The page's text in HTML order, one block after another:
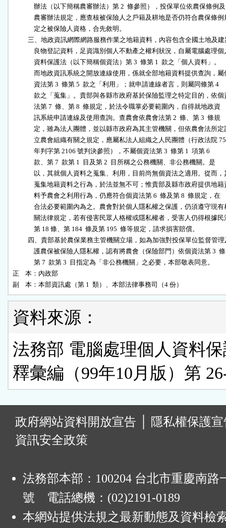
              辦法（以下簡稱農審辦法）第 2  條參照），投保單位依農保條例及
農審辦法規定，應查核被保險人之戶籍及耕地是否仍符合農保條例
              定之被保險人資格，合先敘明。
三、地政資訊網際網路服務作業之地籍資料，內容包含全國土地及
良物登記資料，足資識別個人不動產之權利狀況，自屬電腦處理個
              資料保護法（以下簡稱個資法）第 3  條第 1  款之「個人資料」。
而地政資訊系統之開放連線使用，係就全部地籍資料提供查詢，屬
              資法第 3  條第 5  款之「利用」；就申請連線者言，則屬同條第 4
款之「蒐集」。貴部與各縣市政府基於保險監理之特定目的，依個
              法第 7  條、第 8  條規定，於法令職掌必要範圍內，自得就地政資
              訊系統申請連線及使用查詢。查農會依農會法第 2  條、第 3  條規
定，雖為法人團體，並以縣市政府為其主管機關，但依農會法所定
立農會組織有關之規定，應屬私法人組織之人民團體（行政法院
              年判字第 2106 號判決參照），不屬個資法第 3  條第 1  項第 6
              款、第 7  款第 1  目及第 2  目所稱之公務機關、非公務機關。是
以，其就個人資料之蒐集、利用，目前尚無個資法之適用。從而，
蒐集地籍資料之行為，於法並無不可；惟貴部及縣市政府提供地籍
              料予農會之利用行為，仍應符合個資法第 6  條及第 8  條規定，在
合法必要範圍內為之。農會對於個人隱私權之保護，仍須遵守現有
關法律規定，若有侵害民眾人格權或隱私權者，受害人仍得根據民
              第 18 條、第 184  條及第 195  條等規定，請求損害賠償。
四、貴部基於農保業務主管機關立場，如為加強對投保單位監督管
              護農保被保險人隱私權，認有將農會（保險部門）依個資法第 3  條
              第 7  款第 3  目指定為「非公務機關」之必要，本部敬表同意。
正    本：內政部
副    本：本部資訊處（第 1  類）、本部法律事務司（4 份）
資料來源：
法務部 電腦處理個人資料
釋彙編（99年10月版）第
政府網站資料開放宣告
隱私權保護
資訊安全政策
法務部本部：100204 台北市重慶南路
號 電話總機：(02)2191-0189
本網站提供法規之最新動態及資料檢